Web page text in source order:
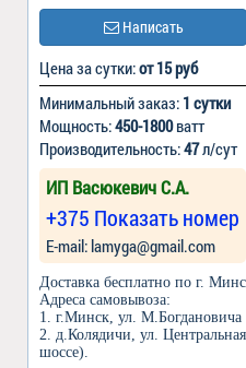
Написать
Цена за сутки:от 15 руб
Минимальный заказ: 1 сутки
Мощность:450-1800ватт
Производительность:47л/сут
ИП Васюкевич С.А.
+375 Показать номер
Е-mail: lamyga@gmail.com
Доставка бесплатно по г.
Адреса самовывоза:
1. г.Минск, ул. М.Богдановича
2. д.Колядичи, ул.
шоссе).